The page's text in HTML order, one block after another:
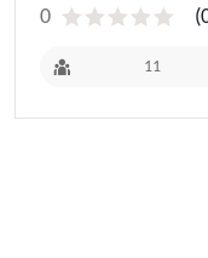
0 (
11